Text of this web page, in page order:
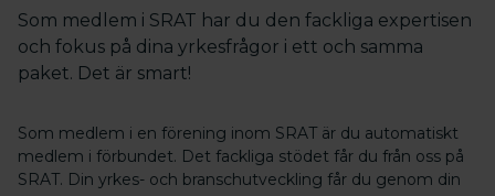
Som medlem i SRAT har du den fackliga expertisen
och fokus på dina yrkesfrågor i ett och samma
paket. Det är smart!
Som medlem i en förening inom SRAT är du automatiskt
medlem i förbundet. Det fackliga stödet får du från oss på
SRAT. Din yrkes- och branschutveckling får du genom din